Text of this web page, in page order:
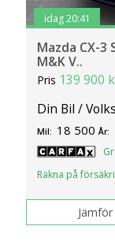
idag 20:41
Mazda CX-3
M&K V..
Pris 139 900
Din Bil /
Mil: 18 500 År:
Räkna på
Jämför